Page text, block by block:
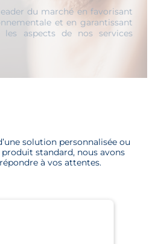
du marché en favorisant
et en garantissant
les aspects de nos services
solution personnalisée ou
standard, nous avons
à vos attentes.